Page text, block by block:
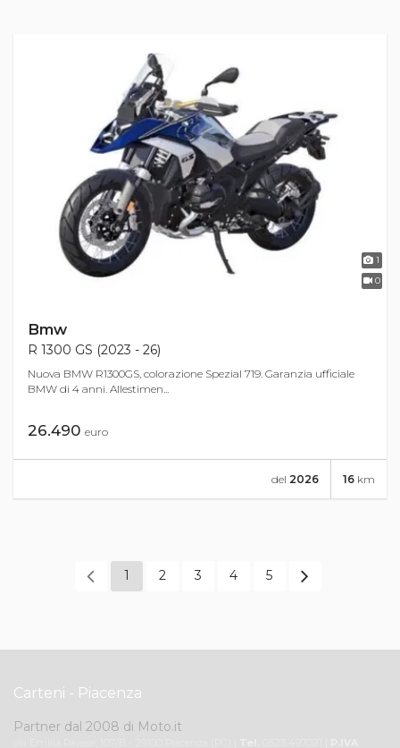
1
0
Bmw
R 1300 GS (2023 - 26)
Nuova BMW R1300GS, colorazione Spezial 719. Garanzia ufficiale
BMW di 4 anni. Allestimen...
26.490 euro
16 km
del 2026
1 2 3 4 5
Carteni - Piacenza
Partner dal 2008 di Moto.it